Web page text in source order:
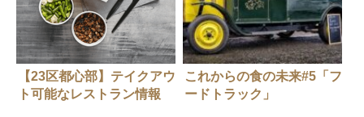
【23区都心部】テイクアウ
ト可能なレストラン情報
これからの食の未来#5「フ
ードトラック」